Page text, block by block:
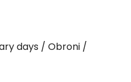
days
Obroni